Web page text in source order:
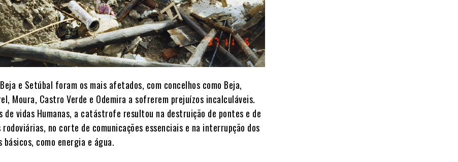
e Setúbal foram os mais afetados, com concelhos como Beja,
Moura, Castro Verde e Odemira a sofrerem prejuízos incalculáveis.
de vidas Humanas, a catástrofe resultou na destruição de pontes e de
no corte de comunicações essenciais e na interrupção dos
como energia e água.